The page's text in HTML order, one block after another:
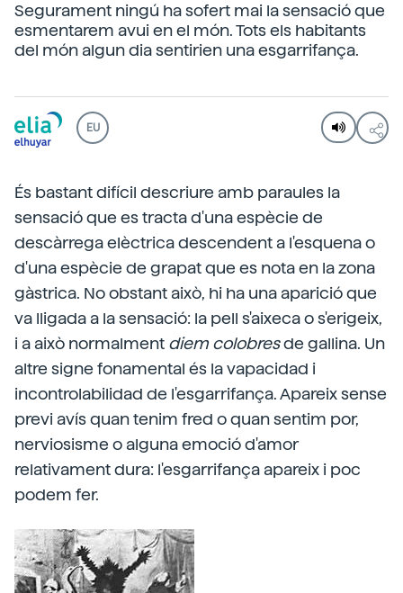
Segurament ningú ha sofert mai la sensació que
esmentarem avui en el món. Tots els habitants
del món algun dia sentirien una esgarrifança.
EU
És bastant difícil descriure amb paraules la
sensació que es tracta d'una espècie de
descàrrega elèctrica descendent a l'esquena o
d'una espècie de grapat que es nota en la zona
gàstrica. No obstant això, hi ha una aparició que
va lligada a la sensació: la pell s'aixeca o s'erigeix,
i a això normalment diem colobresde gallina. Un
altre signe fonamental és la vapacidad i
incontrolabilidad de l'esgarrifança. Apareix sense
previ avís quan tenim fred o quan sentim por,
nerviosisme o alguna emoció d'amor
relativament dura: l'esgarrifança apareix i poc
podem fer.